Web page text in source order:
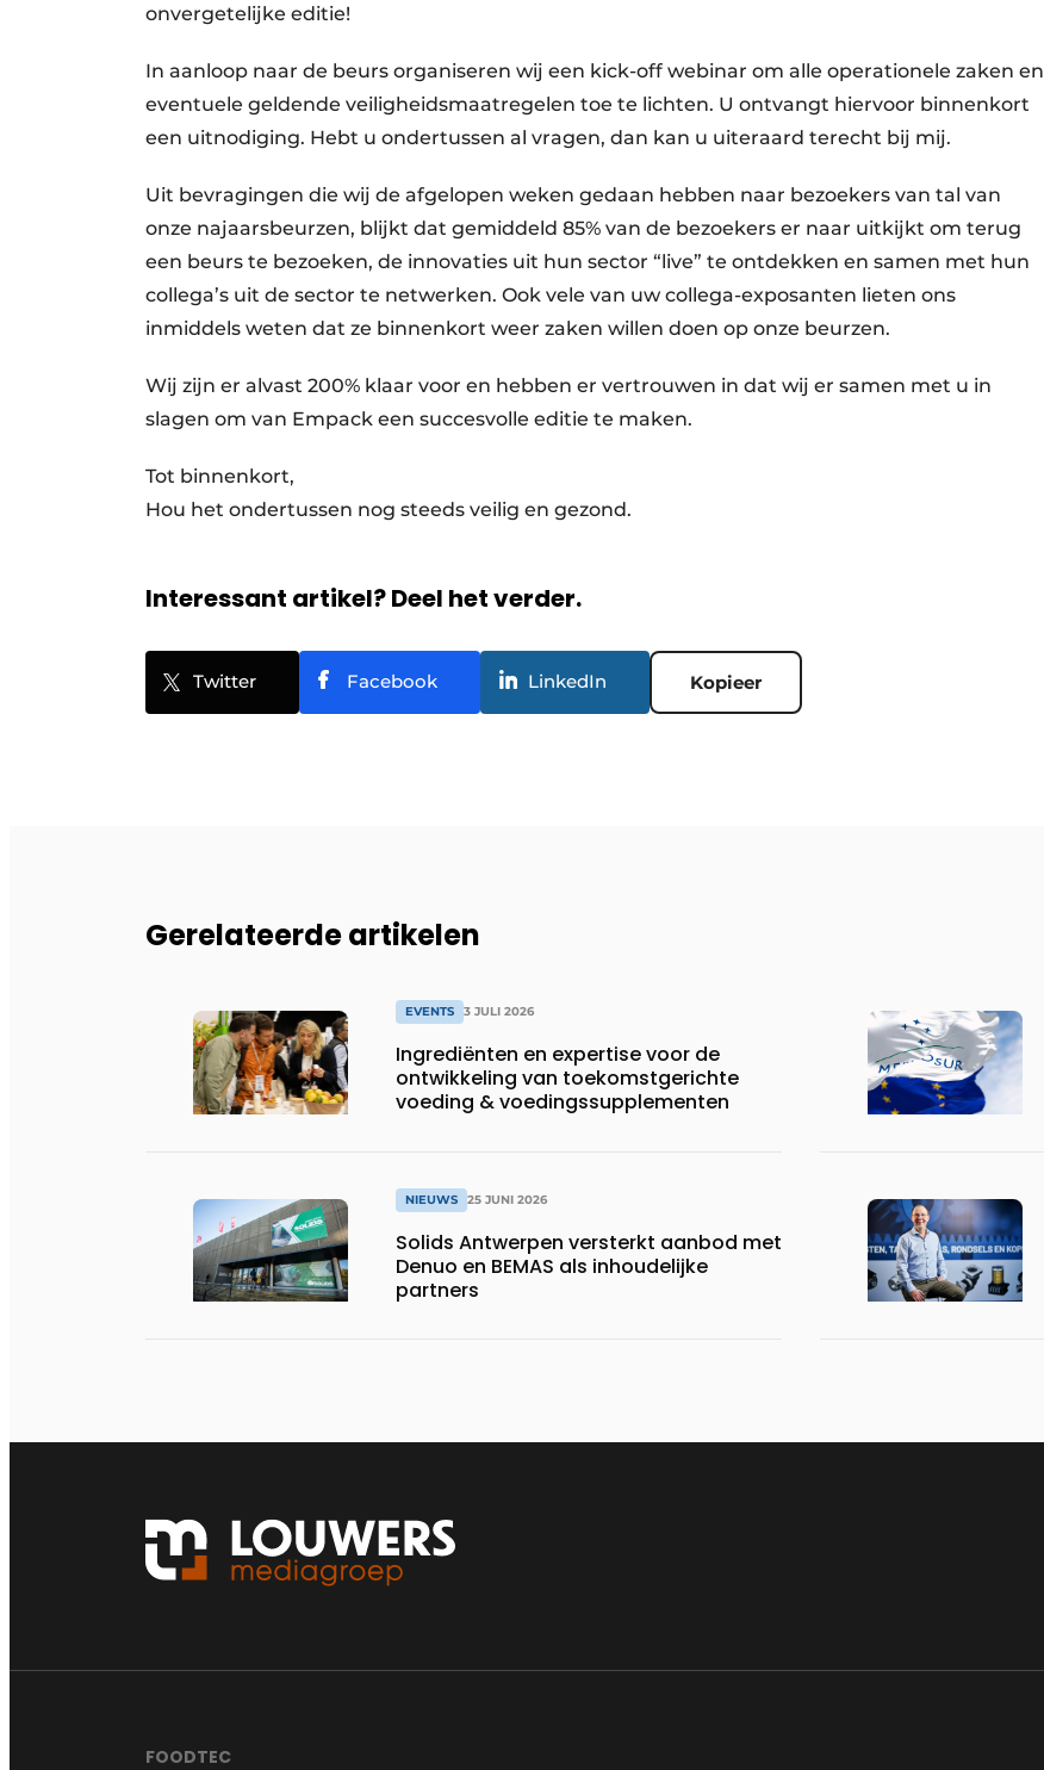
onvergetelijke editie!
In aanloop naar de beurs organiseren wij een kick-off webinar om alle operationele zaken en
eventuele geldende veiligheidsmaatregelen toe te lichten. U ontvangt hiervoor binnenkort
een uitnodiging. Hebt u ondertussen al vragen, dan kan u uiteraard terecht bij mij.
Uit bevragingen die wij de afgelopen weken gedaan hebben naar bezoekers van tal van
onze najaarsbeurzen, blijkt dat gemiddeld 85% van de bezoekers er naar uitkijkt om terug
een beurs te bezoeken, de innovaties uit hun sector “live” te ontdekken en samen met hun
collega’s uit de sector te netwerken. Ook vele van uw collega-exposanten lieten ons
inmiddels weten dat ze binnenkort weer zaken willen doen op onze beurzen.
Wij zijn er alvast 200% klaar voor en hebben er vertrouwen in dat wij er samen met u in
slagen om van Empack een succesvolle editie te maken.
Tot binnenkort,
Hou het ondertussen nog steeds veilig en gezond.
Interessant artikel? Deel het verder.
Twitter Facebook LinkedIn Kopieer
Gerelateerde artikelen
EVENTS 3 JULI 2026
Ingrediënten en expertise voor de
ontwikkeling van toekomstgerichte
voeding & voedingssupplementen
NIEUWS 25 JUNI 2026
Solids Antwerpen versterkt aanbod met
Denuo en BEMAS als inhoudelijke
partners
FOODTEC